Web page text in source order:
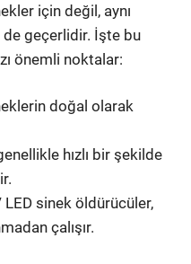
için değil, aynı
de geçerlidir. İşte bu
önemli noktalar:
doğal olarak
hızlı bir şekilde
LED sinek öldürücüler,
çalışır.